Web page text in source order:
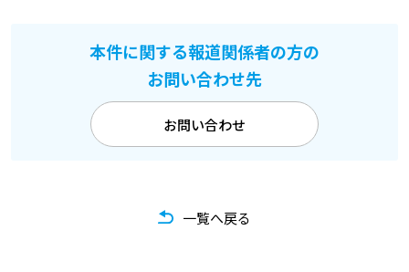
本件に関する報道関係者の方の
お問い合わせ先
お問い合わせ
一覧へ戻る